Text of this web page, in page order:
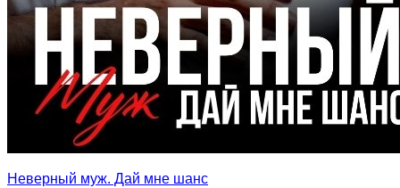
Неверный муж. Дай мне шанс